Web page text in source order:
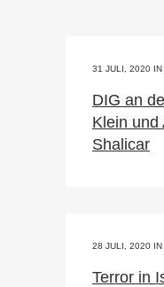
31 JULI, 2020 IN
DIG an
Klein und
Shalicar
28 JULI, 2020 IN
Terror in